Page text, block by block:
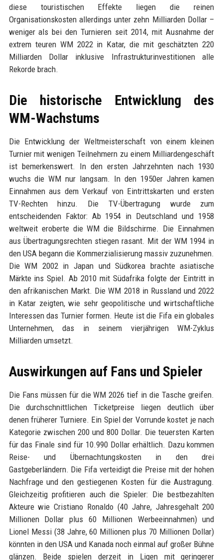
diese touristischen Effekte liegen die reinen
Organisationskosten allerdings unter zehn Milliarden Dollar –
weniger als bei den Turnieren seit 2014, mit Ausnahme der
extrem teuren WM 2022 in Katar, die mit geschätzten 220
Milliarden Dollar inklusive Infrastrukturinvestitionen alle
Rekorde brach.
Die historische Entwicklung des
WM-Wachstums
Die Entwicklung der Weltmeisterschaft von einem kleinen
Turnier mit wenigen Teilnehmern zu einem Milliardengeschäft
ist bemerkenswert. In den ersten Jahrzehnten nach 1930
wuchs die WM nur langsam. In den 1950er Jahren kamen
Einnahmen aus dem Verkauf von Eintrittskarten und ersten
TV-Rechten hinzu. Die TV-Übertragung wurde zum
entscheidenden Faktor: Ab 1954 in Deutschland und 1958
weltweit eroberte die WM die Bildschirme. Die Einnahmen
aus Übertragungsrechten stiegen rasant. Mit der WM 1994 in
den USA begann die Kommerzialisierung massiv zuzunehmen.
Die WM 2002 in Japan und Südkorea brachte asiatische
Märkte ins Spiel. Ab 2010 mit Südafrika folgte der Eintritt in
den afrikanischen Markt. Die WM 2018 in Russland und 2022
in Katar zeigten, wie sehr geopolitische und wirtschaftliche
Interessen das Turnier formen. Heute ist die Fifa ein globales
Unternehmen, das in seinem vierjährigen WM-Zyklus
Milliarden umsetzt.
Auswirkungen auf Fans und Spieler
Die Fans müssen für die WM 2026 tief in die Tasche greifen.
Die durchschnittlichen Ticketpreise liegen deutlich über
denen früherer Turniere. Ein Spiel der Vorrunde kostet je nach
Kategorie zwischen 200 und 800 Dollar. Die teuersten Karten
für das Finale sind für 10.990 Dollar erhältlich. Dazu kommen
Reise- und Übernachtungskosten in den drei
Gastgeberländern. Die Fifa verteidigt die Preise mit der hohen
Nachfrage und den gestiegenen Kosten für die Austragung.
Gleichzeitig profitieren auch die Spieler: Die bestbezahlten
Akteure wie Cristiano Ronaldo (40 Jahre, Jahresgehalt 200
Millionen Dollar plus 60 Millionen Werbeeinnahmen) und
Lionel Messi (38 Jahre, 60 Millionen plus 70 Millionen Dollar)
könnten in den USA und Kanada noch einmal auf großer Bühne
glänzen. Beide spielen derzeit in Ligen mit geringerer